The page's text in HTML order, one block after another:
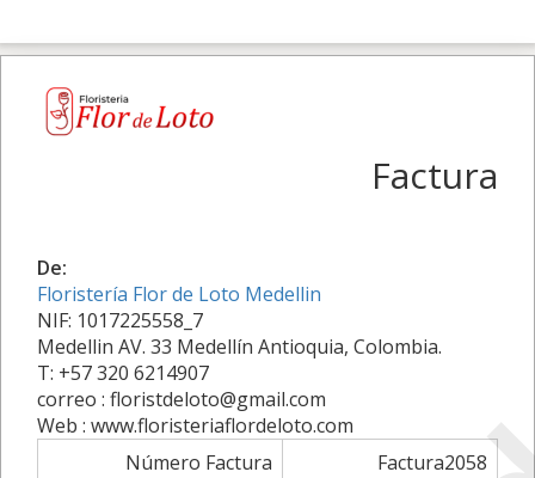
Factura
De:
Floristería Flor de Loto Medellin
NIF: 1017225558_7
Medellin AV. 33 Medellín Antioquia, Colombia.
T: +57 320 6214907
correo : floristdeloto@gmail.com
Web : www.floristeriaflordeloto.com
Número Factura
Factura2058